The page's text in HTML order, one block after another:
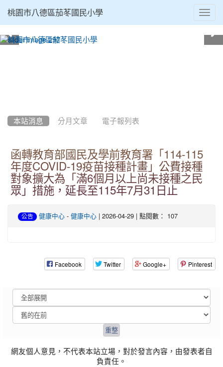
桃園市八德區茄苳國民小學
本站消息 分月文章 電子報列表
函轉教育部國民及學前教育署「114-115
年度COVID-19疫苗接種計畫」公費接種
對象擴大為「滿6個月以上尚未接種之民
眾」措施，延長至115年7月31日止
公告 健康中心 - 健康中心 | 2026-04-29 | 點閱數： 107
Facebook Twitter Google+ Pinterest
網友個人意見，不代表本站立場，對於發言內容，由發表者自
負責任。